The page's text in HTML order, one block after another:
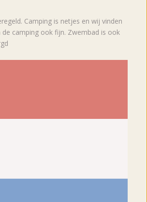
Camping is netjes en wij vinden
camping ook fijn. Zwembad is ook